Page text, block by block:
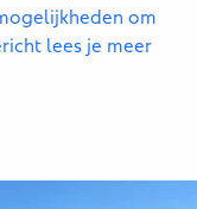
om
lees je meer